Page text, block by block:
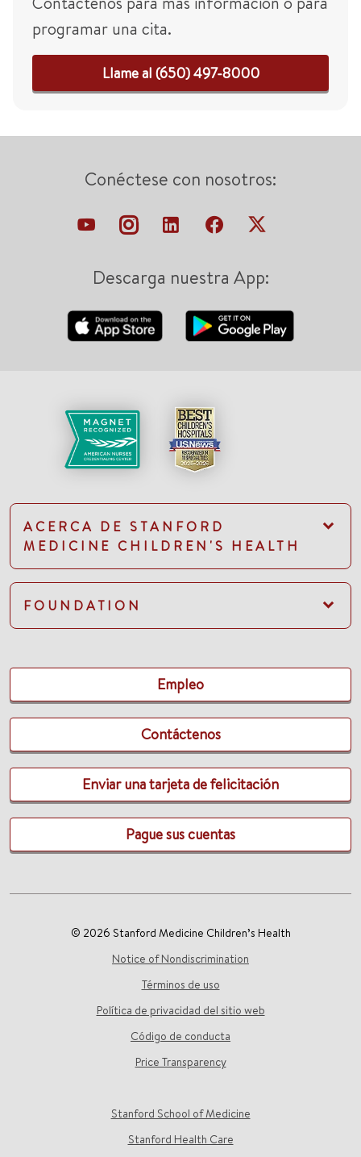
programar una cita.
Llame al (650) 497-8000
Conéctese con nosotros:
Descarga nuestra App:
ACERCA DE STANFORD
MEDICINE CHILDREN'S HEALTH
FOUNDATION
Empleo
Contáctenos
Enviar una tarjeta de felicitación
Pague sus cuentas
© 2026 Stanford Medicine Children’s Health
Notice of Nondiscrimination
Términos de uso
Política de privacidad del sitio web
Código de conducta
Price Transparency
Stanford School of Medicine
Stanford Health Care